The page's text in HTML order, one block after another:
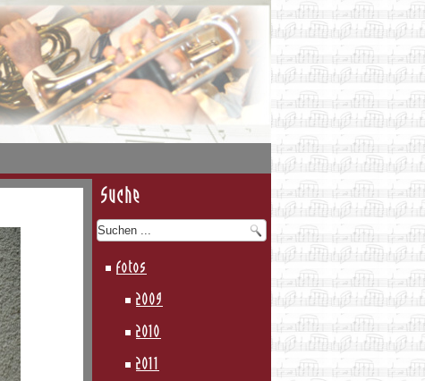
Suche
Fotos
2009
2010
2011